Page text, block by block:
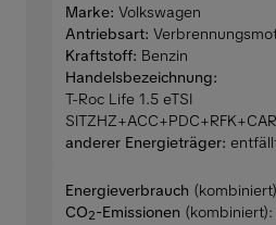
Marke: Volkswagen
Antriebsart:
Kraftstoff: Benzin
Handelsbezeichnung:
T-Roc Life 1.5 eTSI
anderer Energieträger:
Energieverbrauch
CO2-Emissionen (kombiniert):